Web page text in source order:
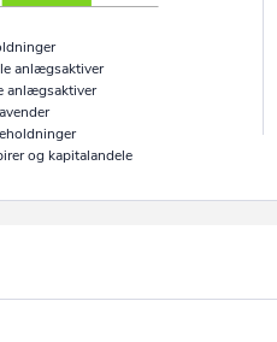
anlægsaktiver
anlægsaktiver
og kapitalandele